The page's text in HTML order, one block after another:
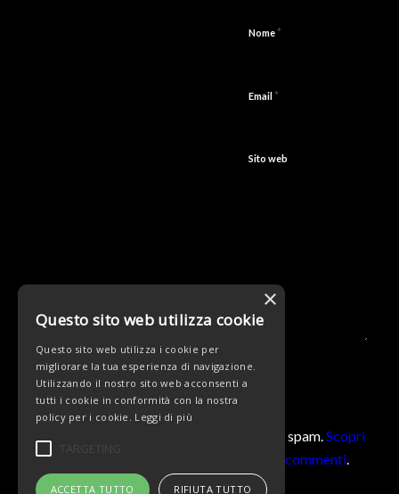
Nome*
Email *
Sito web
Questo sito utilizza Akismet per ridurre lo spam.Scopri
come vengono elaborati i dati derivati dai commenti.
×
Questo sito web utilizza cookie
Questo sito web utilizza i cookie per
migliorare la tua esperienza di navigazione.
Utilizzando il nostro sito web acconsenti a
tutti i cookie in conformità con la nostra
policy per i cookie. Leggi di più
TARGETING
ACCETTA TUTTO RIFIUTA TUTTO